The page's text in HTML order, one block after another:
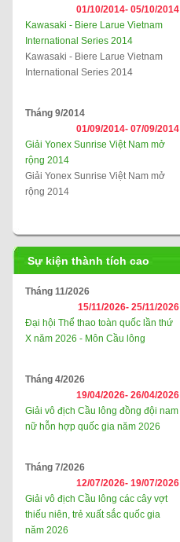
01/10/2014- 05/10/2014
Kawasaki - Biere Larue Vietnam
International Series 2014
Kawasaki - Biere Larue Vietnam
International Series 2014
Tháng 9/2014
01/09/2014- 07/09/2014
Giải Yonex Sunrise Việt Nam mở
rộng 2014
Giải Yonex Sunrise Việt Nam mở
rộng 2014
Sự kiện thành tích cao
Tháng 11/2026
15/11/2026- 25/11/2026
Đại hội Thể thao toàn quốc lần thứ
X năm 2026 - Môn Cầu lông
Tháng 4/2026
19/04/2026- 26/04/2026
Giải vô địch Cầu lông đồng đội nam
nữ hỗn hợp quốc gia năm 2026
Tháng 7/2026
12/07/2026- 19/07/2026
Giải vô địch Cầu lông các cây vợt
thiếu niên, trẻ xuất sắc quốc gia
năm 2026